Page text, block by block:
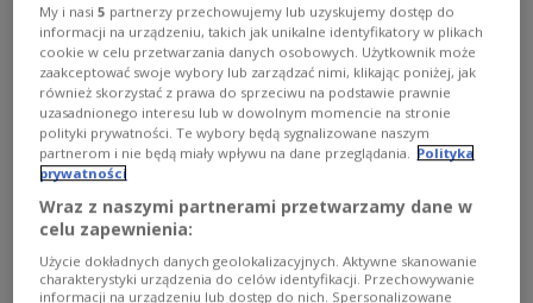
Szef MSWiA ostrzega: jest ryzyko
odmrożenia wojny hybrydowej na
My i nasi5 partnerzy przechowujemy lub uzyskujemy dostęp do
informacji na urządzeniu, takich jak unikalne identyfikatory w plikach
cookie w celu przetwarzania danych osobowych. Użytkownik może
zaakceptować swoje wybory lub zarządzać nimi, klikając poniżej, jak
również skorzystać z prawa do sprzeciwu na podstawie prawnie
uzasadnionego interesu lub w dowolnym momencie na stronie
polityki prywatności. Te wybory będą sygnalizowane naszym
partnerom i nie będą miały wpływu na dane przeglądania.
Polityka
prywatności
Wraz z naszymi partnerami przetwarzamy dane w
celu zapewnienia:
Użycie dokładnych danych geolokalizacyjnych. Aktywne skanowanie
charakterystyki urządzenia do celów identyfikacji. Przechowywanie
informacji na urządzeniu lub dostęp do nich. Spersonalizowane